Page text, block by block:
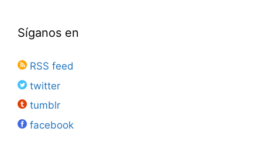
Síganos en
RSS feed
twitter
tumblr
facebook